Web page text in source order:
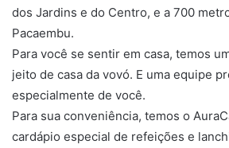
dos Jardins e do Centro, e a 700
Pacaembu.
Para você se sentir em casa, temos
jeito de casa da vovó. E uma equipe
especialmente de você.
Para sua conveniência, temos o
cardápio especial de refeições e